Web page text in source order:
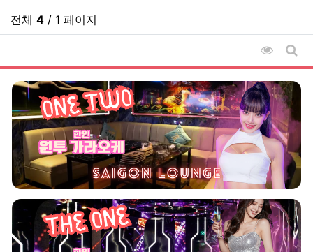
전체 4 / 1 페이지
조회순
게